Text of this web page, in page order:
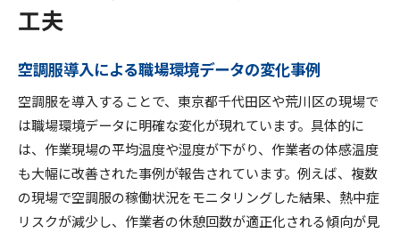
工夫
空調服導入による職場環境データの変化事例
空調服を導入することで、東京都千代田区や荒川区の現場で
は職場環境データに明確な変化が現れています。具体的に
は、作業現場の平均温度や湿度が下がり、作業者の体感温度
も大幅に改善された事例が報告されています。例えば、複数
の現場で空調服の稼働状況をモニタリングした結果、熱中症
リスクが減少し、作業者の休憩回数が適正化される傾向が見